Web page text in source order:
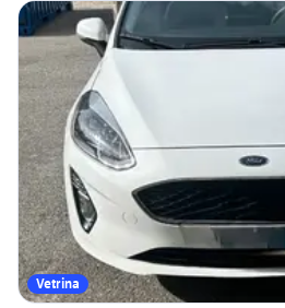
Vetrina